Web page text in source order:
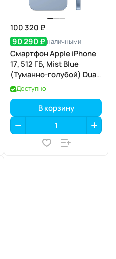
100 320 ₽
90 290 ₽ наличными
Смартфон Apple iPhone
17, 512 ГБ, Mist Blue
(Туманно-голубой) Dual
eSIM
Доступно
В корзину